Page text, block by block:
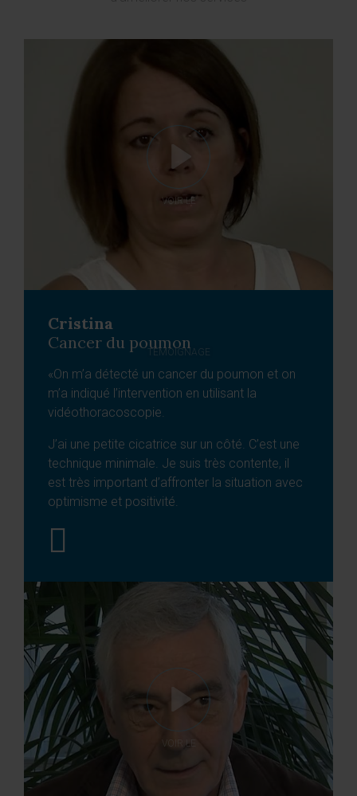
Cristina
Cancer du poumon
«On m’a détecté un cancer du poumon et on
m’a indiqué l’intervention en utilisant la
vidéothoracoscopie.
J’ai une petite cicatrice sur un côté. C’est une
technique minimale. Je suis très contente, il
est très important d’affronter la situation avec
optimisme et positivité.
VOIR LE
TÉMOIGNAGE
VOIR LE